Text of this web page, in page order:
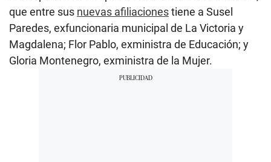
que entre sus nuevas afiliacionestiene a Susel
Paredes, exfuncionaria municipal de La Victoria y
Magdalena; Flor Pablo, exministra de Educación; y
Gloria Montenegro, exministra de la Mujer.